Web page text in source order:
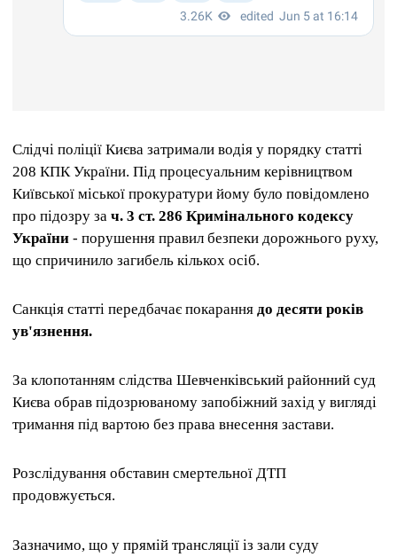
Слідчі поліції Києва затримали водія у порядку статті
208 КПК України. Під процесуальним керівництвом
Київської міської прокуратури йому було повідомлено
про підозру за ч. 3 ст. 286 Кримінального кодексу
України - порушення правил безпеки дорожнього руху,
що спричинило загибель кількох осіб.
Санкція статті передбачає покарання до десяти років
ув'язнення.
За клопотанням слідства Шевченківський районний суд
Києва обрав підозрюваному запобіжний захід у вигляді
тримання під вартою без права внесення застави.
Розслідування обставин смертельної ДТП
продовжується.
Зазначимо, що у прямій трансляції із зали суду